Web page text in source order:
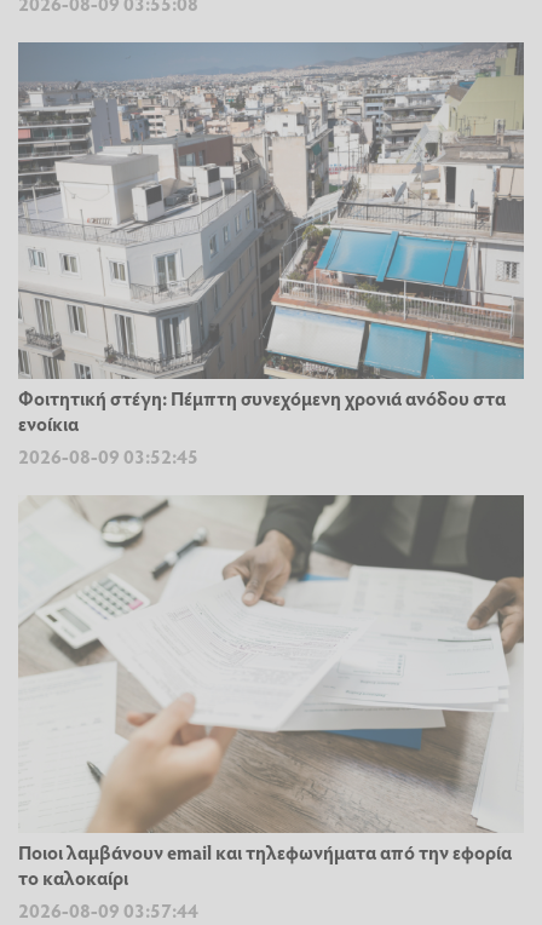
Φοιτητική στέγη: Πέμπτη συνεχόμενη χρονιά ανόδου στα
ενοίκια
2026-08-09 03:52:45
Ποιοι λαμβάνουν email και τηλεφωνήματα από την εφορία
το καλοκαίρι
2026-08-09 03:57:44